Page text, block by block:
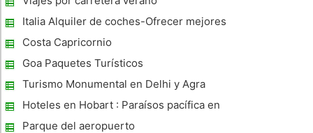
Italia Alquiler de coches-Ofrecer mejores
tarifas posibles para su alquiler de alquiler
de coches Italia Necesidades
Costa Capricornio
Goa Paquetes Turísticos
Turismo Monumental en Delhi y Agra
Hoteles en Hobart : Paraísos pacífica en
Australia
Parque del aeropuerto